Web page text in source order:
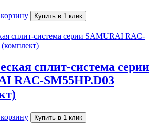
Купить в 1 клик
сплит-система серии
RAC-SM55HP.D03
Купить в 1 клик